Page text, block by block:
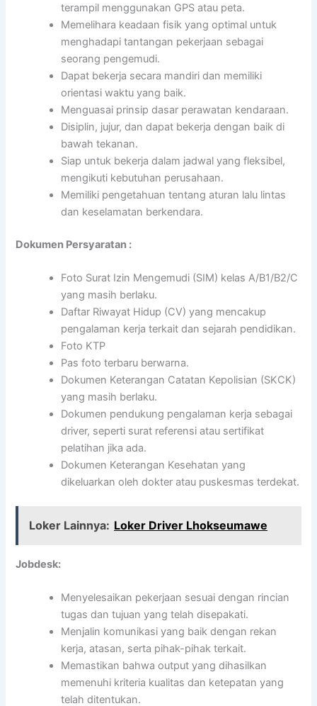
terampil menggunakan GPS atau peta.
Memelihara keadaan fisik yang optimal untuk
menghadapi tantangan pekerjaan sebagai
seorang pengemudi.
Dapat bekerja secara mandiri dan memiliki
orientasi waktu yang baik.
Menguasai prinsip dasar perawatan kendaraan.
Disiplin, jujur, dan dapat bekerja dengan baik di
bawah tekanan.
Siap untuk bekerja dalam jadwal yang fleksibel,
mengikuti kebutuhan perusahaan.
Memiliki pengetahuan tentang aturan lalu lintas
dan keselamatan berkendara.
Dokumen Persyaratan :
Foto Surat Izin Mengemudi (SIM) kelas A/B1/B2/C
yang masih berlaku.
Daftar Riwayat Hidup (CV) yang mencakup
pengalaman kerja terkait dan sejarah pendidikan.
Foto KTP
Pas foto terbaru berwarna.
Dokumen Keterangan Catatan Kepolisian (SKCK)
yang masih berlaku.
Dokumen pendukung pengalaman kerja sebagai
driver, seperti surat referensi atau sertifikat
pelatihan jika ada.
Dokumen Keterangan Kesehatan yang
dikeluarkan oleh dokter atau puskesmas terdekat.
Loker Lainnya: Loker Driver Lhokseumawe
Jobdesk:
Menyelesaikan pekerjaan sesuai dengan rincian
tugas dan tujuan yang telah disepakati.
Menjalin komunikasi yang baik dengan rekan
kerja, atasan, serta pihak-pihak terkait.
Memastikan bahwa output yang dihasilkan
memenuhi kriteria kualitas dan ketepatan yang
telah ditentukan.